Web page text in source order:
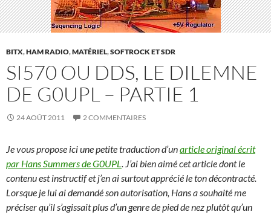
BITX,HAM RADIO,MATÉRIEL,SOFTROCK ET SDR
SI570 OU DDS, LE DILEMNE
DE G0UPL – PARTIE 1
24 AOÛT 2011 2 COMMENTAIRES
Je vous propose ici une petite traduction d’unarticle original écrit
par Hans Summers de G0UPL. J’ai bien aimé cet article dont le
contenu est instructif et j’en ai surtout apprécié le ton décontracté.
Lorsque je lui ai demandé son autorisation, Hans a souhaité me
préciser qu’il s’agissait plus d’un genre de pied de nez plutôt qu’un